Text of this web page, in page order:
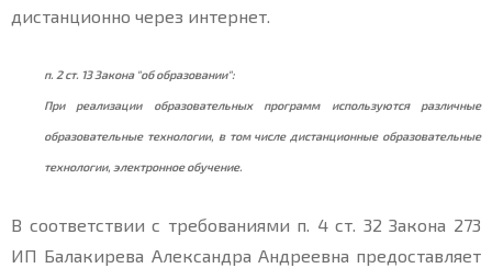
дистанционно через интернет.
п. 2 ст. 13 Закона "об образовании":
При реализации образовательных программ используются различные
образовательные технологии, в том числе дистанционные образовательные
технологии, электронное обучение.
В соответствии с требованиями п. 4 ст. 32 Закона 273
ИП Балакирева Александра Андреевна предоставляет